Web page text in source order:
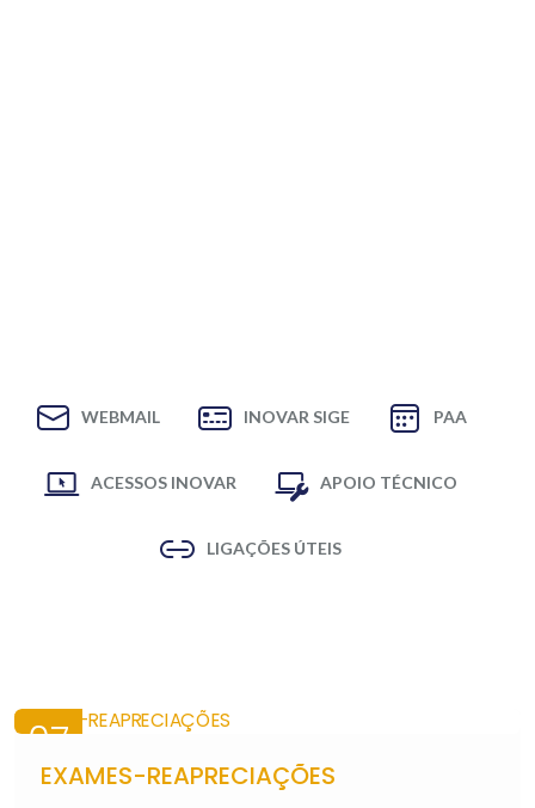
WEBMAIL INOVAR SIGE PAA
ACESSOS INOVAR APOIO TÉCNICO
LIGAÇÕES ÚTEIS
07
AGO
2026
EXAMES-REAPRECIAÇÕES